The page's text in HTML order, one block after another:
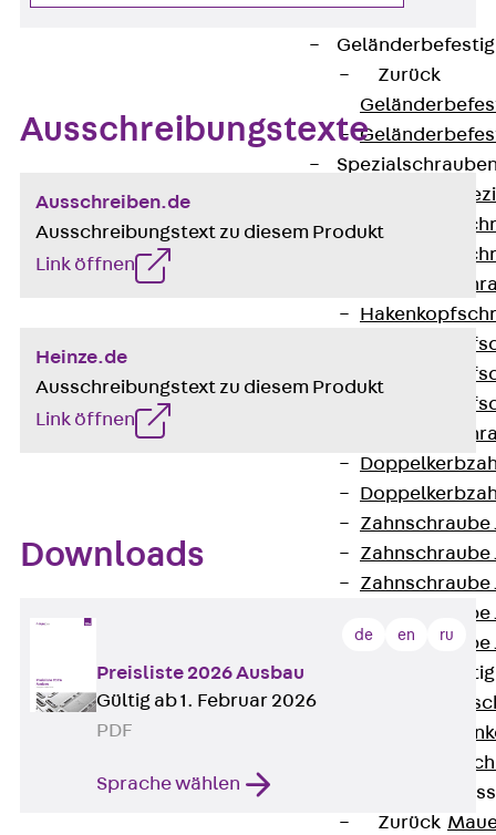
Zurück
Zahnschraube
Zahnschraube
Zahnschraube
Zahnschraube
Zahnschraube
Zurück
Ausschreibungstexte
Ausschreiben.de
Ausschreibungstext zu diesem Produkt
Link öffnen
Heinze.de
Ausschreibungstext zu diesem Produkt
Link öffnen
Downloads
de en ru
Preisliste 2026 Ausbau
Gültig ab 1. Februar 2026
PDF
Sprache wählen